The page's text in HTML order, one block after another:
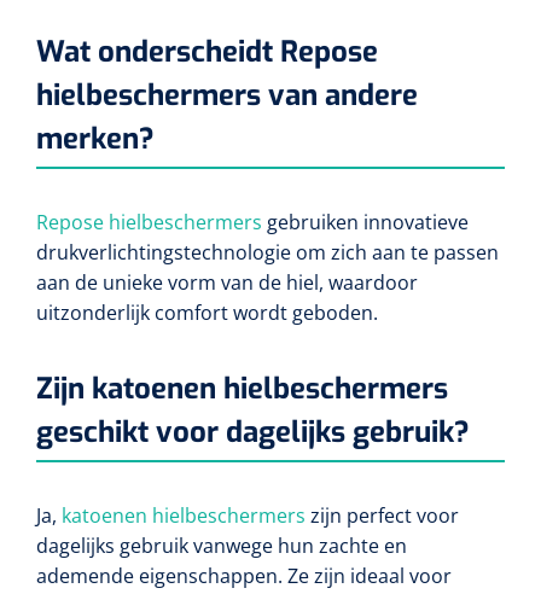
Wat onderscheidt Repose
hielbeschermers van andere
merken?
Repose hielbeschermers gebruiken innovatieve
drukverlichtingstechnologie om zich aan te passen
aan de unieke vorm van de hiel, waardoor
uitzonderlijk comfort wordt geboden.
Zijn katoenen hielbeschermers
geschikt voor dagelijks gebruik?
Ja, katoenen hielbeschermers zijn perfect voor
dagelijks gebruik vanwege hun zachte en
ademende eigenschappen. Ze zijn ideaal voor